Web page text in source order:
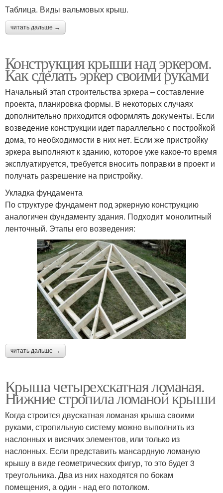
Таблица. Виды вальмовых крыш.
читать дальше →
Конструкция крыши над эркером.
Как сделать эркер своими руками
Начальный этап строительства эркера – составление
проекта, планировка формы. В некоторых случаях
дополнительно приходится оформлять документы. Если
возведение конструкции идет параллельно с постройкой
дома, то необходимости в них нет. Если же пристройку
эркера выполняют к зданию, которое уже какое-то время
эксплуатируется, требуется вносить поправки в проект и
получать разрешение на пристройку.
Укладка фундамента
По структуре фундамент под эркерную конструкцию
аналогичен фундаменту здания. Подходит монолитный
ленточный. Этапы его возведения:
читать дальше →
Крыша четырехскатная ломаная.
Нижние стропила ломаной крыши
Когда строится двускатная ломаная крыша своими
руками, стропильную систему можно выполнить из
наслонных и висячих элементов, или только из
наслонных. Если представить мансардную ломаную
крышу в виде геометрических фигур, то это будет 3
треугольника. Два из них находятся по бокам
помещения, а один - над его потолком.